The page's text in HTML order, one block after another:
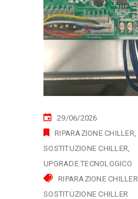
29/06/2026
RIPARAZIONE CHILLER
SOSTITUZIONE CHILLER
UPGRADE TECNOLOGICO
RIPARAZIONE CHILLER
SOSTITUZIONE CHILLER